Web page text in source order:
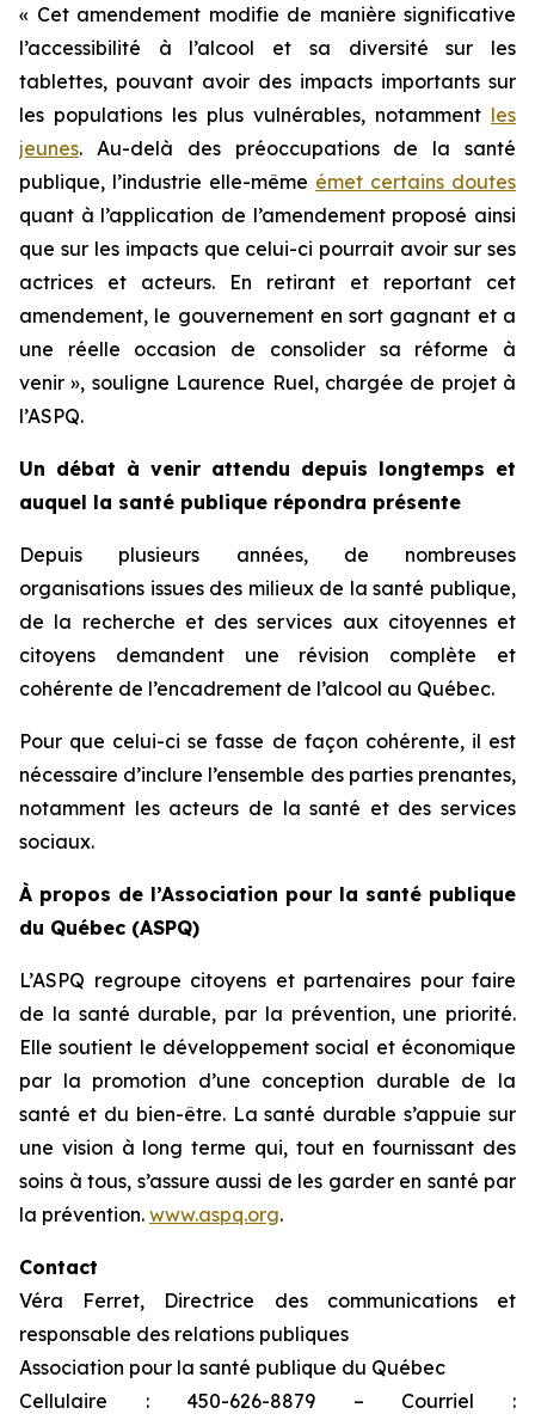
« Cet amendement modifie de manière significative
l’accessibilité à l’alcool et sa diversité sur les
tablettes, pouvant avoir des impacts importants sur
les populations les plus vulnérables, notamment les
jeunes. Au-delà des préoccupations de la santé
publique, l’industrie elle-même émet certains doutes
quant à l’application de l’amendement proposé ainsi
que sur les impacts que celui-ci pourrait avoir sur ses
actrices et acteurs. En retirant et reportant cet
amendement, le gouvernement en sort gagnant et a
une réelle occasion de consolider sa réforme à
venir », souligne Laurence Ruel, chargée de projet à
l’ASPQ.
Un débat à venir attendu depuis longtemps et
auquel la santé publique répondra présente
Depuis plusieurs années, de nombreuses
organisations issues des milieux de la santé publique,
de la recherche et des services aux citoyennes et
citoyens demandent une révision complète et
cohérente de l’encadrement de l’alcool au Québec.
Pour que celui-ci se fasse de façon cohérente, il est
nécessaire d’inclure l’ensemble des parties prenantes,
notamment les acteurs de la santé et des services
sociaux.
À propos de l’Association pour la santé publique
du Québec (ASPQ)
L’ASPQ regroupe citoyens et partenaires pour faire
de la santé durable, par la prévention, une priorité.
Elle soutient le développement social et économique
par la promotion d’une conception durable de la
santé et du bien-être. La santé durable s’appuie sur
une vision à long terme qui, tout en fournissant des
soins à tous, s’assure aussi de les garder en santé par
la prévention. www.aspq.org.
Contact
Véra Ferret, Directrice des communications et
responsable des relations publiques
Association pour la santé publique du Québec
Cellulaire : 450-626-8879 – Courriel :